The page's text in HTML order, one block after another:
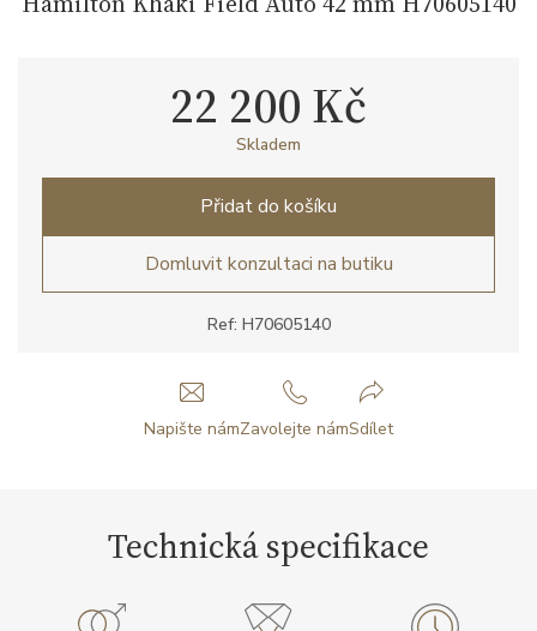
Ref: H70605140
22 200 Kč
Skladem
Přidat do košíku
Domluvit konzultaci na butiku
Napište námZavolejte námSdílet
Technická specifikace